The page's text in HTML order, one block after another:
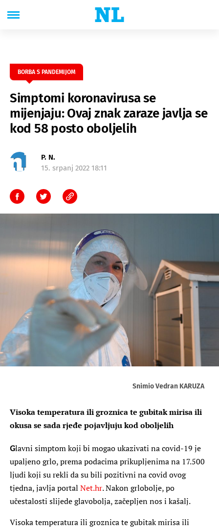
BORBA S PANDEMIJOM
Simptomi koronavirusa se
mijenjaju: Ovaj znak zaraze javlja se
kod 58 posto oboljelih
P. N.
15. srpanj 2022 18:11
Snimio Vedran KARUZA
Visoka temperatura ili groznica te gubitak mirisa ili
okusa se sada rjeđe pojavljuju kod oboljelih
Glavni simptom koji bi mogao ukazivati na covid-19 je
upaljeno grlo, prema podacima prikupljenima na 17.500
ljudi koji su rekli da su bili pozitivni na covid ovog
tjedna, javlja portal Net.hr. Nakon grlobolje, po
učestalosti slijede glavobolja, začepljen nos i kašalj.
Visoka temperatura ili groznica te gubitak mirisa ili